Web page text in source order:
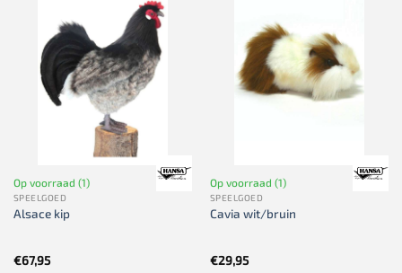
Op voorraad (1)
SPEELGOED
Alsace kip
€67,95
Op voorraad (1)
SPEELGOED
Cavia wit/bruin
€29,95